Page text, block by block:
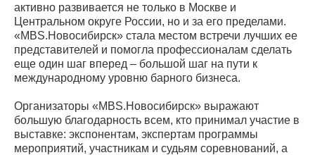
активно развивается не только в Москве и
Центральном округе России, но и за его пределами.
«MBS.Новосибирск» стала местом встречи лучших ее
представителей и помогла профессионалам сделать
еще один шаг вперед – большой шаг на пути к
международному уровню барного бизнеса.
Организаторы «MBS.Новосибирск» выражают
большую благодарность всем, кто принимал участие в
выставке: экспонентам, экспертам программы
мероприятий, участникам и судьям соревнований, а